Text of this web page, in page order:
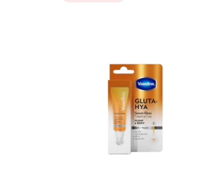
Durchfall
Hämorrhoiden
Magenbrennen